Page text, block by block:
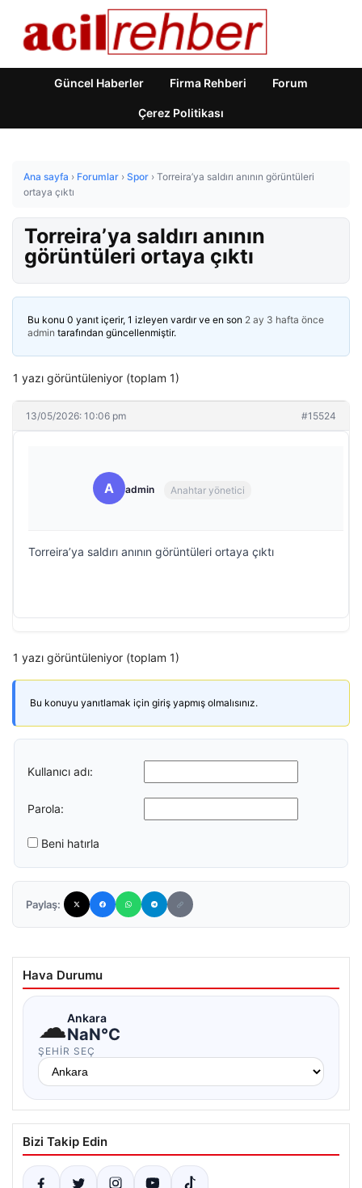
Güncel Haberler Firma Rehberi Forum
Çerez Politikası
Ana sayfa › Forumlar › Spor › Torreira’ya saldırı anının görüntüleri
ortaya çıktı
Torreira’ya saldırı anının
görüntüleri ortaya çıktı
Bu konu 0 yanıt içerir, 1 izleyen vardır ve en son 2 ay 3 hafta önce
admin tarafından güncellenmiştir.
1 yazı görüntüleniyor (toplam 1)
13/05/2026: 10:06 pm #15524
A admin Anahtar yönetici
Torreira’ya saldırı anının görüntüleri ortaya çıktı
1 yazı görüntüleniyor (toplam 1)
Bu konuyu yanıtlamak için giriş yapmış olmalısınız.
Kullanıcı adı:
Parola:
Beni hatırla
Paylaş:
Hava Durumu
☁Ankara
NaN°C
ŞEHIR SEÇ
Bizi Takip Edin